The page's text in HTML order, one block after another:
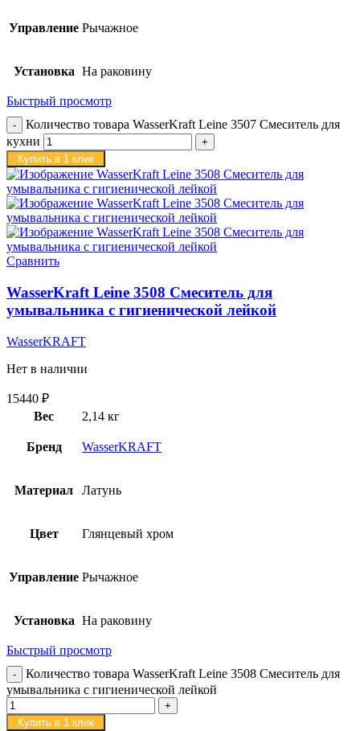
Управление Рычажное
Установка На раковину
Быстрый просмотр
Количество товара WasserKraft Leine 3507 Смеситель для
кухни
Купить в 1 клик
Сравнить
WasserKraft Leine 3508 Смеситель для
умывальника с гигиенической лейкой
WasserKRAFT
Нет в наличии
15440 ₽
Вес
2,14 кг
Бренд WasserKRAFT
Материал Латунь
Цвет Глянцевый хром
Управление Рычажное
Установка На раковину
Быстрый просмотр
Количество товара WasserKraft Leine 3508 Смеситель для
умывальника с гигиенической лейкой
Купить в 1 клик